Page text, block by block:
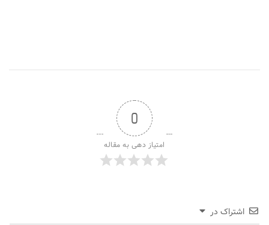
0
امتیاز دهی به مقاله
اشتراک در